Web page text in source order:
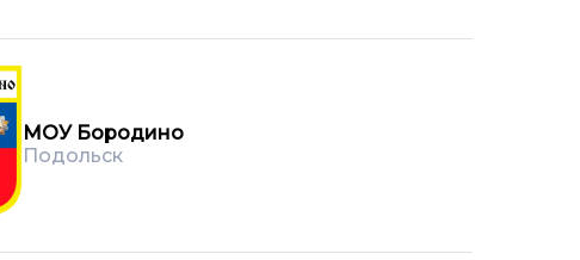
МОУ Бородино
Подольск